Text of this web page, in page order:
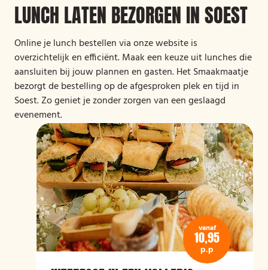
LUNCH LATEN BEZORGEN IN SOEST
Online je lunch bestellen via onze website is
overzichtelijk en efficiënt. Maak een keuze uit lunches die
aansluiten bij jouw plannen en gasten. Het Smaakmaatje
bezorgt de bestelling op de afgesproken plek en tijd in
Soest. Zo geniet je zonder zorgen van een geslaagd
evenement.
vanaf
10,95
p.p